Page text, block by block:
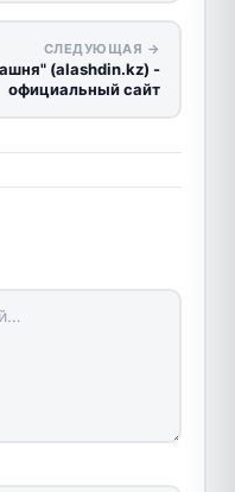
СЛЕДУЮЩАЯ →
(alashdin.kz) -
официальный сайт